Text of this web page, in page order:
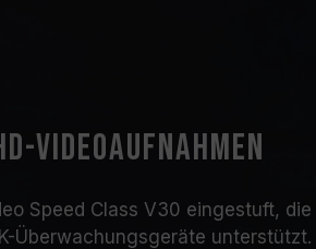
Videoaufnahmen
Speed Class V30 eingestuft, die
Überwachungsgeräte unterstützt.